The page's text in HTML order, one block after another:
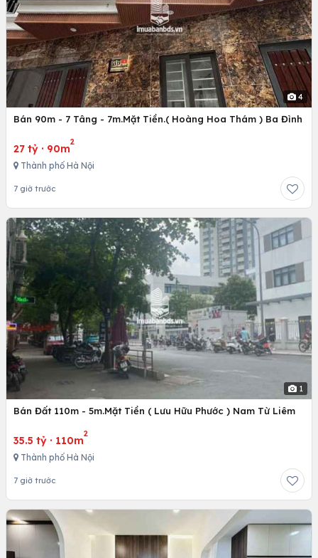
4
Bán 90m - 7 Tâng - 7m.Mặt Tiền.( Hoàng Hoa Thám ) Ba Đình
27 tỷ · 90m
2
Thành phố Hà Nội
7 giờ trước
1
Bán Đất 110m - 5m.Mặt Tiền ( Lưu Hữu Phước ) Nam Từ Liêm
35.5 tỷ · 110m
2
Thành phố Hà Nội
7 giờ trước